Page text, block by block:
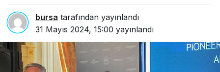
bursa tarafından yayınlandı
31 Mayıs 2024, 15:00 yayınlandı